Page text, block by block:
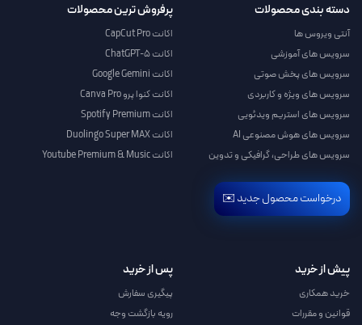
دسته بندی محصولات
آنتی ویروس ها
سرویس های آموزشی
سرویس های پخش صوتی
سرویس های ویژه و کاربردی
سرویس های استریم ویدئویی
سرویس های هوش مصنوعی AI
سرویس های طراحی، گرافیکی و تدوین
درخواست محصول جدید ✉️
پرفروش ترین محصولات
اکانت CapCut Pro
اکانت ChatGPT-5
اکانت Google Gemini
اکانت کنوا پرو Canva Pro
اکانت Spotify Premium
اکانت Duolingo Super MAX
اکانت Youtube Premium & Music
پیش از خرید
خرید همکاری
قوانین و مقررات
پس از خرید
پیگیری سفارش
رویه بازگشت وجه